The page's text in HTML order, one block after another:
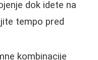
dok idete na
tempo pred
kombinacije